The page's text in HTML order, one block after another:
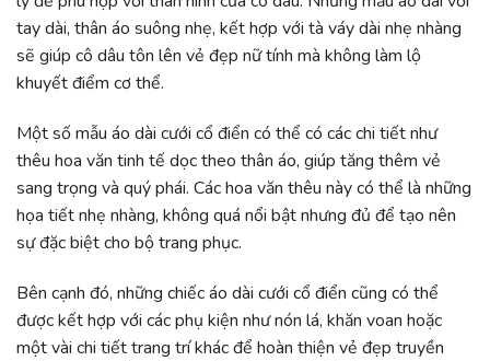
tay dài, thân áo suông nhẹ, kết hợp với tà váy dài nhẹ nhàng
sẽ giúp cô dâu tôn lên vẻ đẹp nữ tính mà không làm lộ
khuyết điểm cơ thể.
Một số mẫu áo dài cưới cổ điển có thể có các chi tiết như
thêu hoa văn tinh tế dọc theo thân áo, giúp tăng thêm vẻ
sang trọng và quý phái. Các hoa văn thêu này có thể là những
họa tiết nhẹ nhàng, không quá nổi bật nhưng đủ để tạo nên
sự đặc biệt cho bộ trang phục.
Bên cạnh đó, những chiếc áo dài cưới cổ điển cũng có thể
được kết hợp với các phụ kiện như nón lá, khăn voan hoặc
một vài chi tiết trang trí khác để hoàn thiện vẻ đẹp truyền